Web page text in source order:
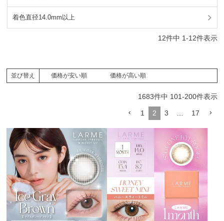
着色直径14.0mm以上
12件中 1-12件表示
並び替え 価格が安い順 価格が高い順
1683件中 101-200件表示
1 2 3 17